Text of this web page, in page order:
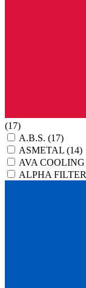
(17)
A.B.S. (17)
ASMETAL (14)
AVA COOLING
ALPHA FILTER